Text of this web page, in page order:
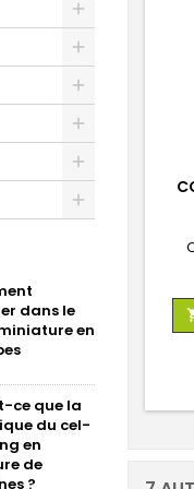
dans le
en
ce que la
du cel-
en
de
?